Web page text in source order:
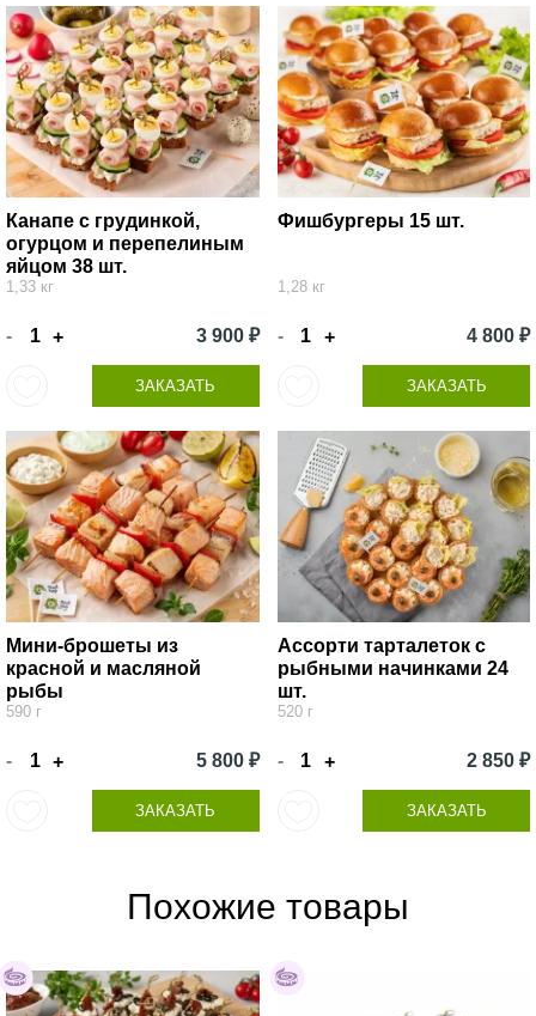
Канапе с грудинкой,
огурцом и перепелиным
яйцом 38 шт.
1,33 кг
- + 3 900 ₽
ЗАКАЗАТЬ
Фишбургеры 15 шт.
1,28 кг
- + 4 800 ₽
ЗАКАЗАТЬ
Мини-брошеты из
красной и масляной
рыбы
590 г
- + 5 800 ₽
ЗАКАЗАТЬ
Ассорти тарталеток с
рыбными начинками 24
шт.
520 г
- + 2 850 ₽
ЗАКАЗАТЬ
Похожие товары